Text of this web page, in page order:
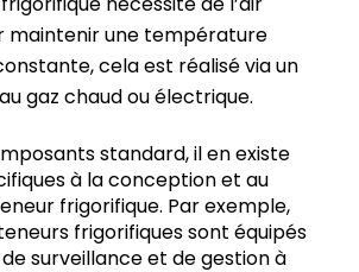
nécessite de l’air
maintenir une température
cela est réalisé via un
gaz chaud ou électrique.
standard, il en existe
à la conception et au
frigorifique. Par exemple,
frigorifiques sont équipés
surveillance et de gestion à